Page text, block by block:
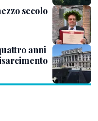
secolo
anni